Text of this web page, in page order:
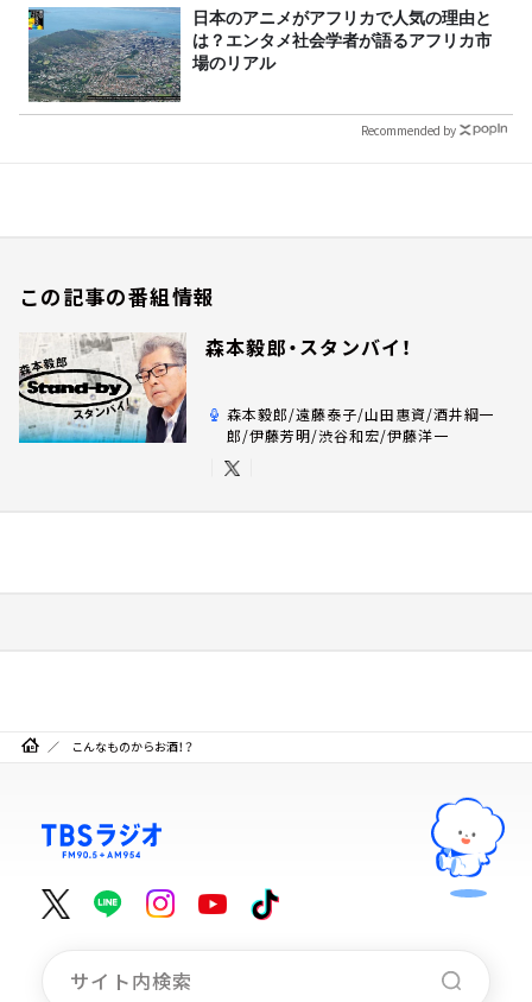
日本のアニメがアフリカで人気の理由と
は？エンタメ社会学者が語るアフリカ市
場のリアル
Recommended by
この記事の番組情報
森本毅郎・スタンバイ！
森本毅郎/遠藤泰子/山田惠資/酒井綱一
郎/伊藤芳明/渋谷和宏/伊藤洋一
こんなものからお酒！？